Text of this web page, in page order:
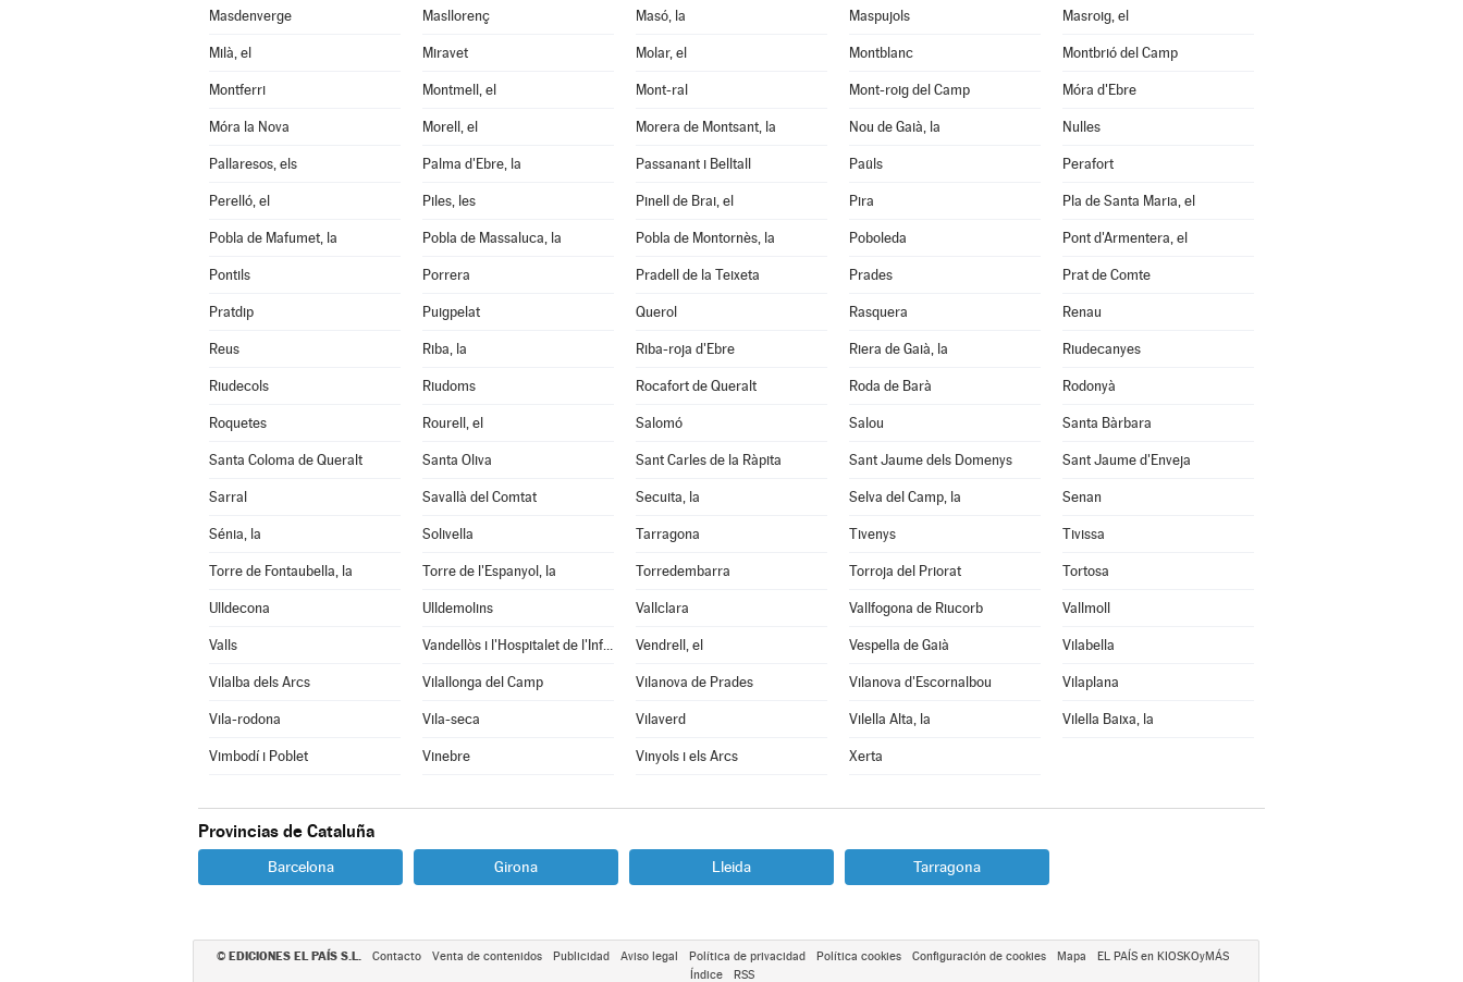
Masdenverge Masllorenç Masó, la Maspujols Masroig, el
Milà, el Miravet Molar, el Montblanc Montbrió del Camp
Montferri Montmell, el Mont-ral Mont-roig del Camp Móra d'Ebre
Móra la Nova Morell, el Morera de Montsant, la Nou de Gaià, la Nulles
Pallaresos, els Palma d'Ebre, la Passanant i Belltall Paüls Perafort
Perelló, el Piles, les Pinell de Brai, el Pira Pla de Santa Maria, el
Pobla de Mafumet, la Pobla de Massaluca, la Pobla de Montornès, la Poboleda Pont d'Armentera, el
Pontils Porrera Pradell de la Teixeta Prades Prat de Comte
Pratdip Puigpelat Querol Rasquera Renau
Reus Riba, la Riba-roja d'Ebre Riera de Gaià, la Riudecanyes
Riudecols Riudoms Rocafort de Queralt Roda de Barà Rodonyà
Roquetes Rourell, el Salomó Salou Santa Bàrbara
Santa Coloma de Queralt Santa Oliva Sant Carles de la Ràpita Sant Jaume dels Domenys Sant Jaume d'Enveja
Sarral Savallà del Comtat Secuita, la Selva del Camp, la Senan
Sénia, la Solivella Tarragona Tivenys Tivissa
Torre de Fontaubella, la Torre de l'Espanyol, la Torredembarra Torroja del Priorat Tortosa
Ulldecona Ulldemolins Vallclara Vallfogona de Riucorb Vallmoll
Valls Vandellòs i l'Hospitalet de l'Infant Vendrell, el Vespella de Gaià Vilabella
Vilalba dels Arcs Vilallonga del Camp Vilanova de Prades Vilanova d'Escornalbou Vilaplana
Vila-rodona Vila-seca Vilaverd Vilella Alta, la Vilella Baixa, la
Vimbodí i Poblet Vinebre Vinyols i els Arcs Xerta
Provincias de Cataluña
Barcelona Girona Lleida Tarragona
© EDICIONES EL PAÍS S.L. Contacto Venta de contenidos Publicidad Aviso legal Política de privacidad Política cookies Configuración de cookies Mapa
EL PAÍS en KIOSKOyMÁS
Índice
RSS